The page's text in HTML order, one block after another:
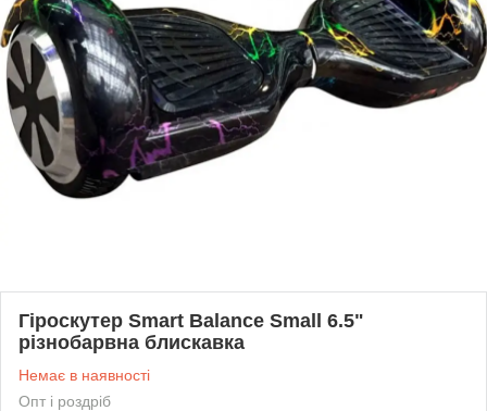
Гіроскутер Smart Balance Small 6.5"
різнобарвна блискавка
Немає в наявності
Опт і роздріб